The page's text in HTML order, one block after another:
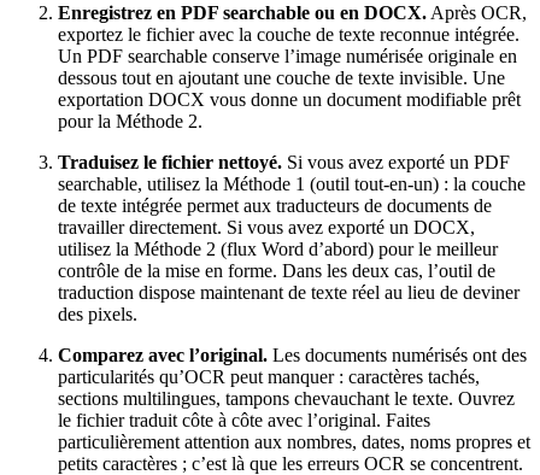
Enregistrez en PDF searchable ou en DOCX. Après OCR,
exportez le fichier avec la couche de texte reconnue intégrée.
Un PDF searchable conserve l’image numérisée originale en
dessous tout en ajoutant une couche de texte invisible. Une
exportation DOCX vous donne un document modifiable prêt
pour la Méthode 2.
Traduisez le fichier nettoyé. Si vous avez exporté un PDF
searchable, utilisez la Méthode 1 (outil tout-en-un) : la couche
de texte intégrée permet aux traducteurs de documents de
travailler directement. Si vous avez exporté un DOCX,
utilisez la Méthode 2 (flux Word d’abord) pour le meilleur
contrôle de la mise en forme. Dans les deux cas, l’outil de
traduction dispose maintenant de texte réel au lieu de deviner
des pixels.
Comparez avec l’original. Les documents numérisés ont des
particularités qu’OCR peut manquer : caractères tachés,
sections multilingues, tampons chevauchant le texte. Ouvrez
le fichier traduit côte à côte avec l’original. Faites
particulièrement attention aux nombres, dates, noms propres et
petits caractères ; c’est là que les erreurs OCR se concentrent.